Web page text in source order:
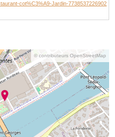
cot%C3%A9-Jardin-7738537226902
© contributeurs OpenStreetMap